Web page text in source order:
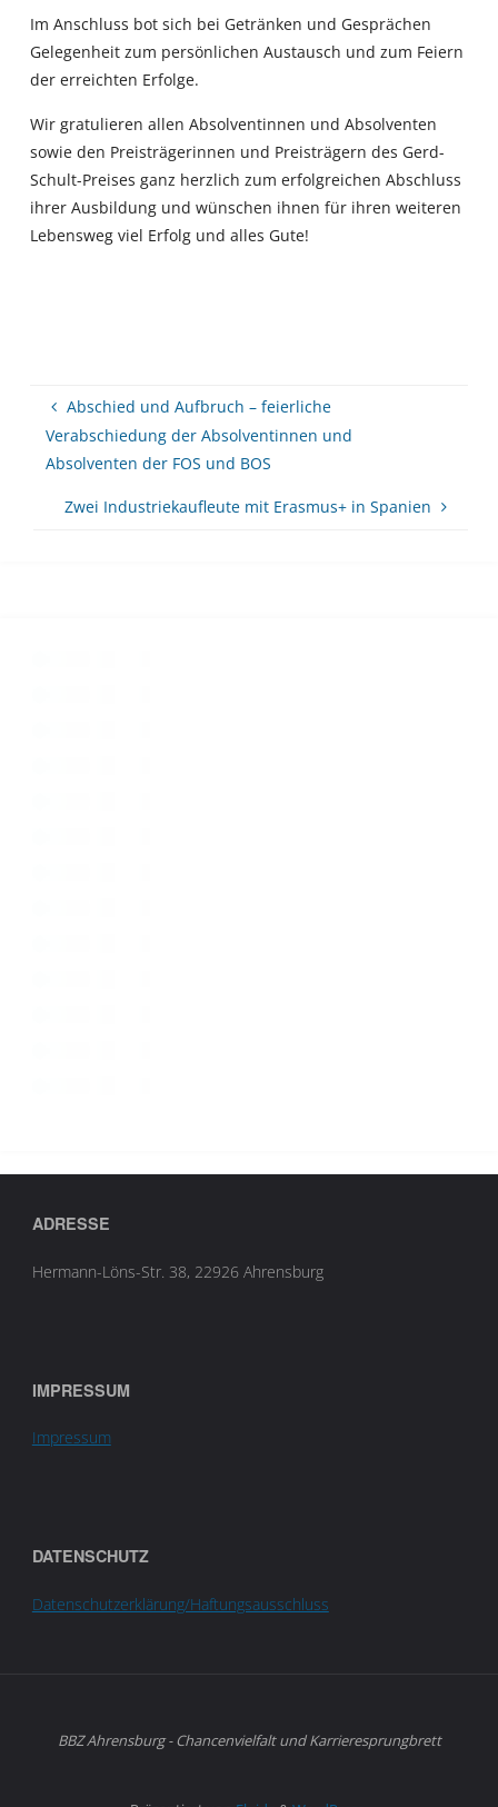
Im Anschluss bot sich bei Getränken und Gesprächen
Gelegenheit zum persönlichen Austausch und zum Feiern
der erreichten Erfolge.
Wir gratulieren allen Absolventinnen und Absolventen
sowie den Preisträgerinnen und Preisträgern des Gerd-
Schult-Preises ganz herzlich zum erfolgreichen Abschluss
ihrer Ausbildung und wünschen ihnen für ihren weiteren
Lebensweg viel Erfolg und alles Gute!
Abschied und Aufbruch – feierliche
Verabschiedung der Absolventinnen und
Absolventen der FOS und BOS
Zwei Industriekaufleute mit Erasmus+ in Spanien
ADRESSE
Hermann-Löns-Str. 38, 22926 Ahrensburg
IMPRESSUM
Impressum
DATENSCHUTZ
Datenschutzerklärung/Haftungsausschluss
BBZ Ahrensburg - Chancenvielfalt und Karrieresprungbrett